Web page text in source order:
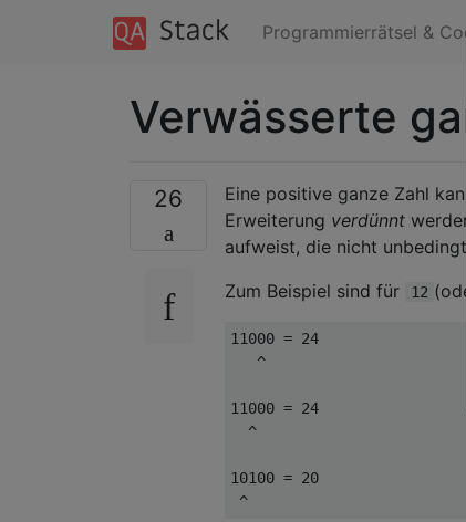
Programmierrätsel &
Verwässerte
26
Eine positive ganze Zahl
Erweiterung verdünnt
aufweist, die nicht
Zum Beispiel sind für
12
11000 = 24
   ^
11000 = 24
  ^
10100 = 20